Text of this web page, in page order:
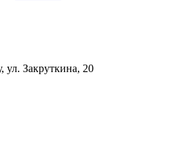
ул. Закруткина, 20